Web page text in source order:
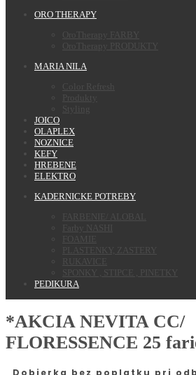
ORO THERAPY
OroTherapy FARBY
OroTherapy PRODUKTY
MARIA NILA
Color Refresh
Produkty
Styling
JOICO
OLAPLEX
NOZNICE
KEFY
HREBENE
ELEKTRO
KADERNICKE POTREBY
FARBENIE/ ALOBAL
Farby NASHI
FOAMIE
PLASTENKY, ZASTERY
RUKAVICE
SPONKY , STIPCE , PINETKY
PEDIKURA
*AKCIA NEVITA CC/
FLORESSENCE 25